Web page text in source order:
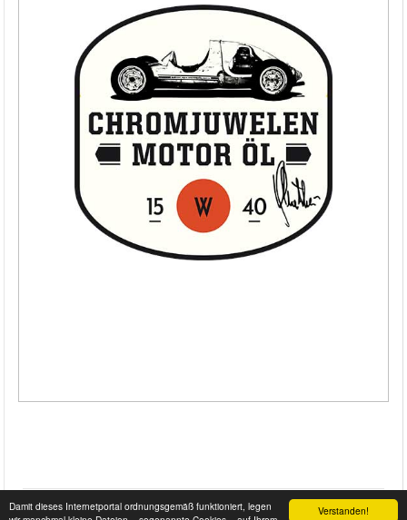
Verstanden!
Damit dieses Internetportal ordnungsgemäß funktioniert, legen